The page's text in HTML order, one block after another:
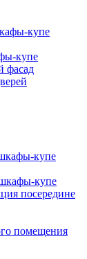
купе
купе
фасад
купе
купе
посередине
помещения